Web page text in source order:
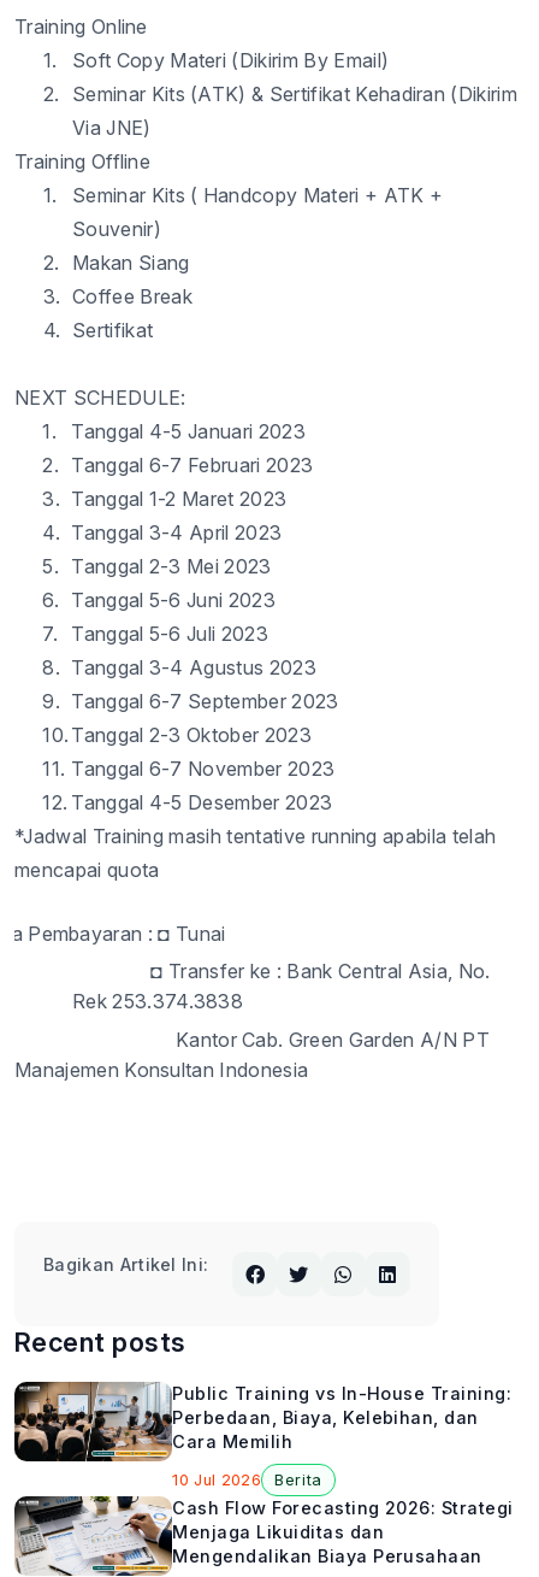
Training Online
1.
Soft Copy Materi (Dikirim By Email)
2.
Seminar Kits (ATK) & Sertifikat Kehadiran (Dikirim
Via JNE)
Training Offline
1.
Seminar Kits ( Handcopy Materi + ATK +
Souvenir)
2.
Makan Siang
3. Coffee Break
4. Sertifikat
NEXT SCHEDULE:
1.
Tanggal 4-5 Januari 2023
2. Tanggal 6-7 Februari 2023
3. Tanggal 1-2 Maret 2023
4. Tanggal 3-4 April 2023
5. Tanggal 2-3 Mei 2023
6. Tanggal 5-6 Juni 2023
7.
Tanggal 5-6 Juli 2023
8. Tanggal 3-4 Agustus 2023
9. Tanggal 6-7 September 2023
10. Tanggal 2-3 Oktober 2023
11. Tanggal 6-7 November 2023
12. Tanggal 4-5 Desember 2023
*Jadwal Training masih tentative running apabila telah
mencapai quota
Pembayaran :◘ Tunai
◘ Transfer ke : Bank Central Asia, No.
Rek 253.374.3838
Kantor Cab. Green Garden A/N PT
Manajemen Konsultan Indonesia
Bagikan Artikel Ini:
Recent posts
Public Training vs In-House Training:
Perbedaan, Biaya, Kelebihan, dan
Cara Memilih
10 Jul 2026 Berita
Cash Flow Forecasting 2026: Strategi
Menjaga Likuiditas dan
Mengendalikan Biaya Perusahaan